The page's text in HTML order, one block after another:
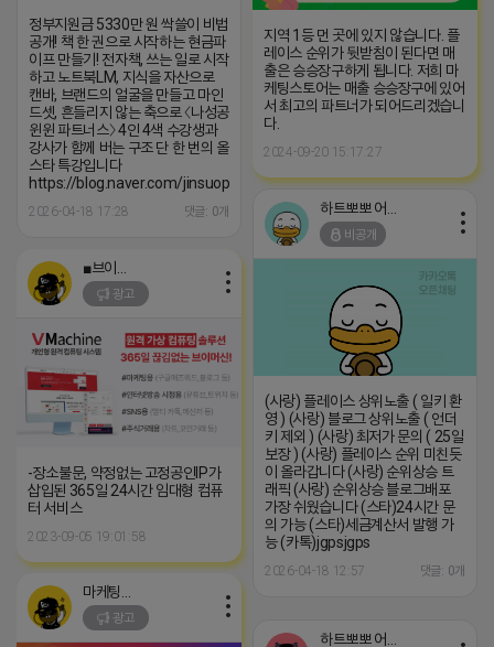
정부지원금 5330만 원 싹쓸이 비법
공개! 책 한 권으로 시작하는 현금파
이프 만들기! 전자책, 쓰는 일로 시작
하고 노트북LM, 지식을 자산으로
캔바, 브랜드의 얼굴을 만들고 마인
드셋, 흔들리지 않는 축으로 〈나성공
윈윈 파트너스〉 4인 4색 수강생과
강사가 함께 버는 구조 단 한 번의 올
스타 특강입니다
https://blog.naver.com/jinsuopen/224252572730
2026-04-18 17:28 댓글: 0개
지역 1등 먼 곳에 있지 않습니다. 플
레이스 순위가 뒷받침이 된다면 매
출은 승승장구하게 됩니다. 저희 마
케팅스토어는 매출 승승장구에 있어
서 최고의 파트너가 되어드리겠습니
다.
2024-09-20 15:17:27
비공개
(사랑) 플레이스 상위노출 ( 일키 환
영 ) (사랑) 블로그 상위노출 ( 언더
키 제외 ) (사랑) 최저가 문의 ( 25일
보장 ) (사랑) 플레이스 순위 미친듯
이 올라갑니다 (사랑) 순위상승 트
래픽 (사랑) 순위상승 블로그배포
가장 쉬웠습니다 (스타)24시간 문
의 가능 (스타)세금계산서 발행 가
능 (카톡)jgpsjgps
2026-04-18 12:57 댓글: 0개
광고
-장소불문, 약정없는 고정공인IP가
삽입된 365일 24시간 임대형 컴퓨
터 서비스
2023-09-05 19:01:58
광고